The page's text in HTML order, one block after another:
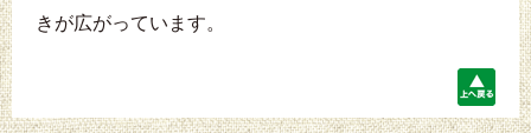
きが広がっています。
上
へ